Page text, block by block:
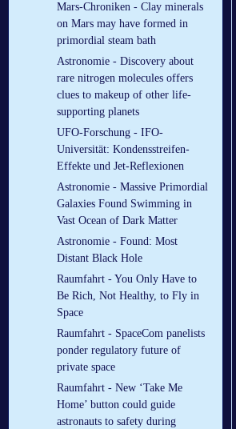
Mars-Chroniken - Clay minerals
on Mars may have formed in
primordial steam bath
Astronomie - Discovery about
rare nitrogen molecules offers
clues to makeup of other life-
supporting planets
UFO-Forschung - IFO-
Universität: Kondensstreifen-
Effekte und Jet-Reflexionen
Astronomie - Massive Primordial
Galaxies Found Swimming in
Vast Ocean of Dark Matter
Astronomie - Found: Most
Distant Black Hole
Raumfahrt - You Only Have to
Be Rich, Not Healthy, to Fly in
Space
Raumfahrt - SpaceCom panelists
ponder regulatory future of
private space
Raumfahrt - New ‘Take Me
Home’ button could guide
astronauts to safety during